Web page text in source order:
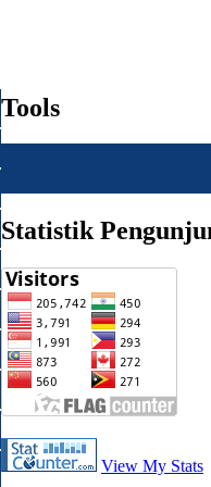
Tools
Statistik
View My Stats